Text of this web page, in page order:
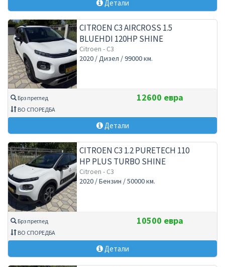
Детали
CITROEN C3 AIRCROSS 1.5
BLUEHDI 120HP SHINE
AUTOMATIC
Citroen - C3
2020 / Дизел / 99000 км.
Брз преглед
ВО СПОРЕДБА
12600 евра
Детали
CITROEN C3 1.2 PURETECH 110
HP PLUS TURBO SHINE
AUTOMATIC
Citroen - C3
2020 / Бензин / 50000 км.
Брз преглед
ВО СПОРЕДБА
10500 евра
Детали